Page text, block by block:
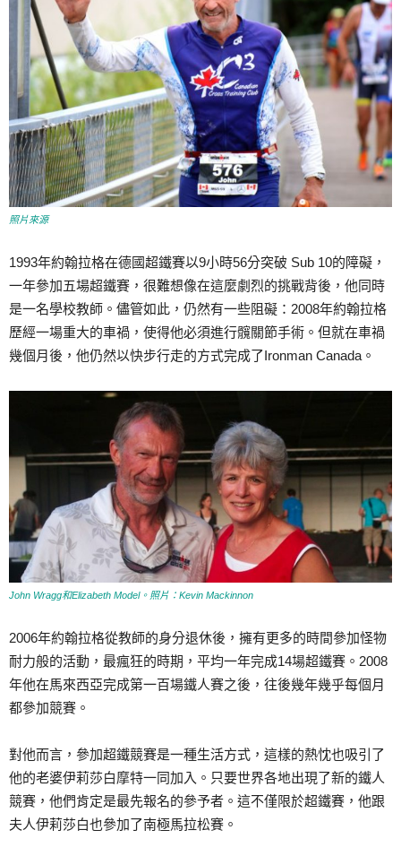
照片來源
1993年約翰拉格在德國超鐵賽以9小時56分突破 Sub 10的障礙，
一年參加五場超鐵賽，很難想像在這麼劇烈的挑戰背後，他同時
是一名學校教師。儘管如此，仍然有一些阻礙：2008年約翰拉格
歷經一場重大的車禍，使得他必須進行髖關節手術。但就在車禍
幾個月後，他仍然以快步行走的方式完成了Ironman Canada。
John Wragg和Elizabeth Model。照片：Kevin Mackinnon
2006年約翰拉格從教師的身分退休後，擁有更多的時間參加怪物
耐力般的活動，最瘋狂的時期，平均一年完成14場超鐵賽。2008
年他在馬來西亞完成第一百場鐵人賽之後，往後幾年幾乎每個月
都參加競賽。
對他而言，參加超鐵競賽是一種生活方式，這樣的熱忱也吸引了
他的老婆伊莉莎白摩特一同加入。只要世界各地出現了新的鐵人
競賽，他們肯定是最先報名的參予者。這不僅限於超鐵賽，他跟
夫人伊莉莎白也參加了南極馬拉松賽。